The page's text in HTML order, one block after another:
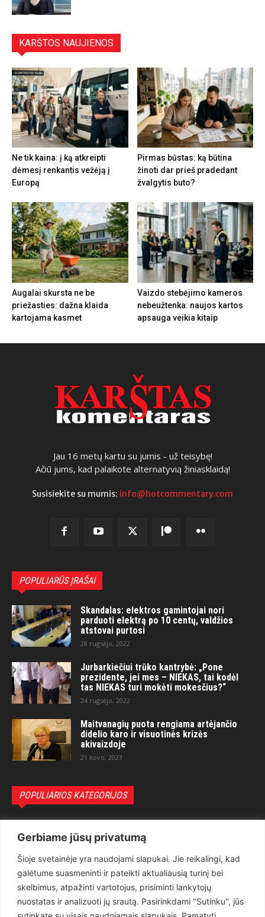
Gerbiame jūsų privatumą
Šioje svetainėje yra naudojami slapukai. Jie reikalingi, kad
galėtume suasmeninti ir pateikti aktualiausią turinį bei
skelbimus, atpažinti vartotojus, prisiminti lankytojų
nuostatas ir analizuoti jų srautą. Pasirinkdami "Sutinku", jūs
KARŠTOS NAUJIENOS
Ne tik kaina: į ką atkreipti
dėmesį renkantis vežėją į
Europą
Pirmas būstas: ką būtina
žinoti dar prieš pradedant
žvalgytis buto?
Augalai skursta ne be
priežasties: dažna klaida
kartojama kasmet
Vaizdo stebėjimo kameros
nebeužtenka: naujos kartos
apsauga veikia kitaip
Jau 16 metų kartu su jumis - už teisybę!
Ačiū jums, kad palaikote alternatyvią žiniasklaidą!
Susisiekite su mumis: info@hotcommentary.com
POPULIARŪS ĮRAŠAI
Skandalas: elektros gamintojai nori
parduoti elektrą po 10 centų, valdžios
atstovai purtosi
28 rugsėjo, 2022
Jurbarkiečiui trūko kantrybė: „Pone
prezidente, jei mes – NIEKAS, tai kodėl
tas NIEKAS turi mokėti mokesčius?“
24 rugsėjo, 2022
Maitvanagių puota rengiama artėjančio
didelio karo ir visuotinės krizės
akivaizdoje
21 kovo, 2023
POPULIARIOS KATEGORIJOS
Teisėsauga
1497
Aktualu
Lietuva
619